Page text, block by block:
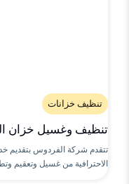
تنظيف خزانات
تنظيف وغسيل خزان
تتقدم شركة الفردوس بتقديم
الاحترافية من غسيل وتعقيم